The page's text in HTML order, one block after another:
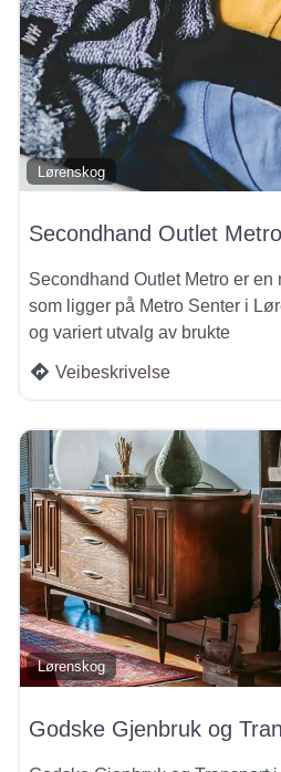
Lørenskog
Secondhand Outlet Metro
Secondhand Outlet Metro er en
som ligger på Metro Senter i
og variert utvalg av brukte
Veibeskrivelse
Lørenskog
Godske Gjenbruk og